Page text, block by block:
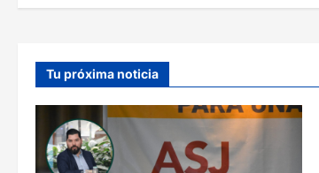
a
c
ó
Tu próxima noticia